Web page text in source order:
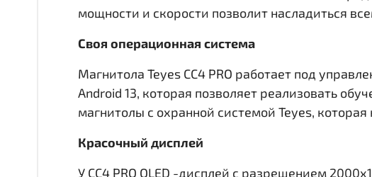
мощности и скорости позволит насладиться
Своя операционная система
Магнитола Teyes CC4 PRO работает под
Android 13, которая позволяет реализовать
магнитолы с охранной системой Teyes,
Красочный дисплей
У CC4 PRO QLED -дисплей с разрешением